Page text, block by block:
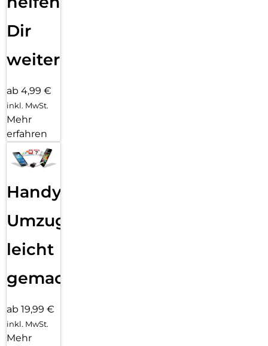
Dir
weiter
ab 4,99 €
inkl. MwSt.
Mehr
erfahren
Handy
Umzug
leicht
gemacht!
ab 19,99 €
inkl. MwSt.
Mehr